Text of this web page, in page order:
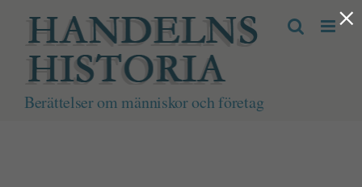
innehållet
Berättelser om människor och företag
×